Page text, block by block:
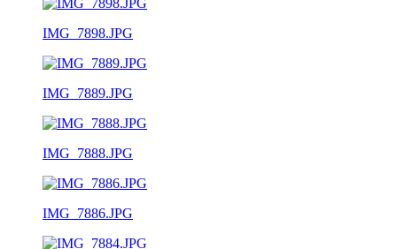
IMG_7898.JPG
IMG_7889.JPG
IMG_7888.JPG
IMG_7886.JPG